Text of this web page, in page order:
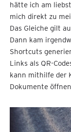
hätte ich am
mich direkt zu
Das Gleiche gilt
Dann kam
Shortcuts
Links als QR-
kann mithilfe der
Dokumente